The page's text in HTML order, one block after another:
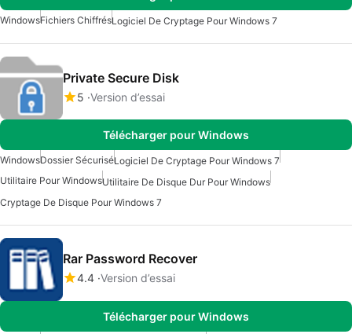
WindowsFichiers ChiffrésLogiciel De Cryptage Pour Windows 7
Private Secure Disk
5 Version d’essai
Télécharger pour Windows
WindowsDossier SécuriséLogiciel De Cryptage Pour Windows 7
Utilitaire Pour WindowsUtilitaire De Disque Dur Pour Windows
Cryptage De Disque Pour Windows 7
Rar Password Recover
4.4 Version d’essai
Télécharger pour Windows